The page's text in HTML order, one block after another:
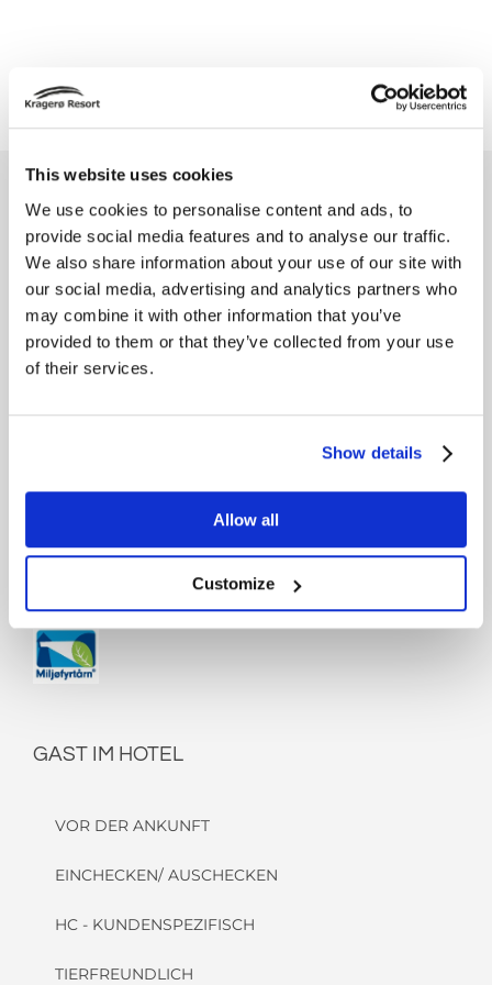
This website uses cookies
We use cookies to personalise content and ads, to
provide social media features and to analyse our traffic.
We also share information about your use of our site with
our social media, advertising and analytics partners who
may combine it with other information that you’ve
provided to them or that they’ve collected from your use
of their services.
Show details
Allow all
Customize
NEWSLETTER
E-Mail Adresse*
Ja, ich möchte den Newsletter von Kragerø Resort
erhalten.
KRAGERØ RESORT
GAST IM HOTEL
VOR DER ANKUNFT
EINCHECKEN/ AUSCHECKEN
HC - KUNDENSPEZIFISCH
TIERFREUNDLICH